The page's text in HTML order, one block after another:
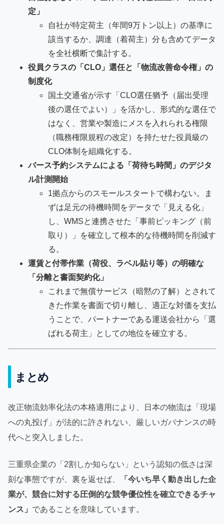
定」
自社が特定荷主（年間9万トン以上）の基準に
該当するか、調達（着荷主）分も含めてデータ
を全社横断で集計する。
役員クラスの「CLO」選任と「物流改善命令権」の
制度化
国土交通省が示す「CLO選任猶予（届出受理
後の選任でよい）」を活かし、形式的な選任で
はなく、営業や製造にメスを入れられる権限
（職務権限規程の改定）を持たせた役員級の
CLO体制を組織化する。
バース予約システムによる「荷待ち時間」のデジタ
ル計測開始
1拠点からのスモールスタートで構わない。ま
ずは足元の待機時間をデータで「見える化」
し、WMSと連携させた「事前ピッキング（前
取り）」を確立して根本的な待機時間を削減す
る。
運賃と付帯作業（荷役、ラベル貼り等）の明確な
「分離と書面契約化」
これまで無償サービス（暗黙の了解）とされて
きた作業を書面で切り離し、適正な対価を支払
うことで、パートナーである運送会社から「選
ばれる荷主」としての地位を確立する。
まとめ
改正物流効率化法の本格適用により、日本の物流は「現場
への丸投げ」が法的に許されない、厳しいガバナンスの時
代へと突入しました。
三重県企業の「2割しか知らない」という認知の低さは深
刻な事態ですが、裏を返せば、
「今いち早く動き出した企
業が、競合に対する圧倒的な競争優位性を確立できるチャ
ンス」 であることを意味しています。